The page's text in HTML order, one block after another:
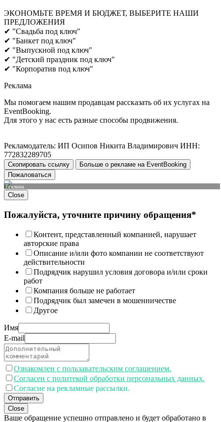
ЭКОНОМЬТЕ ВРЕМЯ И БЮДЖЕТ, ВЫБЕРИТЕ НАШИ
ПРЕДЛОЖЕНИЯ
✔ "Свадьба под ключ"
✔ "Банкет под ключ"
✔ "Выпускной под ключ"
✔ "Детский праздник под ключ"
✔ "Корпоратив под ключ"
Реклама
Мы помогаем нашим продавцам рассказать об их услугах на
EventBooking.
Для этого у нас есть разные способы продвижения.
Рекламодатель: ИП Осипов Никита Владимирович ИНН:
772832289705
Скопировать ссылку
Больше о рекламе на EventBooking
Пожаловаться
Реклама
Close
Пожалуйста, уточните причину обращения*
Контент, представленный компанией, нарушает
авторские права
Описание и/или фото компании не соответствуют
действительности
Подрядчик нарушил условия договора и/или сроки
работ
Компания больше не работает
Подрядчик был замечен в мошенничестве
Другое
Имя
E-mail
Ознакомлен с пользавательским соглашением.
Согласен с политекой обработки персональных данных.
Согласие на рекламные рассылки.
Отправить
Close
Ваше обращение успешно отправлено и будет обработано в